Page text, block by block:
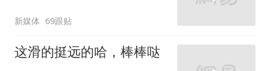
新媒体 69跟贴
这滑的挺远的哈，棒棒哒